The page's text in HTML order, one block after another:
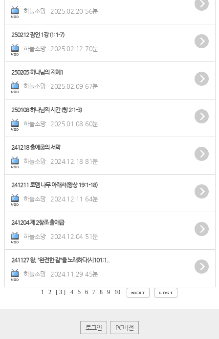
하늘소망 2025.02.20 56분
250212 잠언 1강 (1:1-7)
하늘소망 2025.02.12 70분
250205 하나님의 지혜1
하늘소망 2025.02.09 67분
250108 하나님의 시간 (창 2:1-3)
하늘소망 2025.01.08 60분
241218 출애굽의 서막
하늘소망 2024.12.18 81분
241211 로뎀 나무 아래서(왕상 19:1-18)
하늘소망 2024.12.11 64분
241204 제 2창조 출애굽
하늘소망 2024.12.04 51분
241127 왕, "완전한 길"을 노래하다(시101:1..
하늘소망 2024.11.29 45분
1 2 [ 3 ] 4 5 6 7 8 9 10
로그인 PC버전